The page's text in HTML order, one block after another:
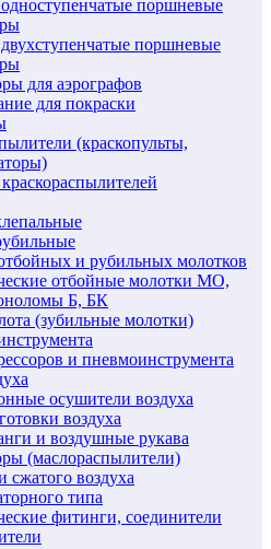
поршневые
поршневые
для аэрографов
для покраски
(краскопульты,
и рубильных молотков
отбойные молотки МО,
Б, БК
(зубильные молотки)
и пневмоинструмента
осушители воздуха
воздуха
и воздушные рукава
(маслораспылители)
сжатого воздуха
типа
фитинги, соединители